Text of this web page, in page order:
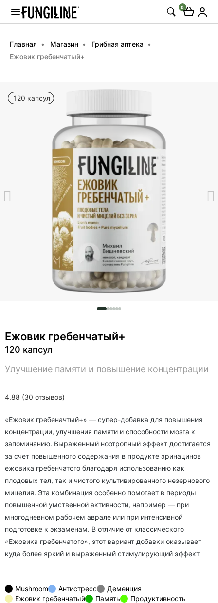
0
Главная Магазин
Грибная аптека
Ежовик гребенчатый+
120 капсул
4.88 (30 отзывов)
Ежовик гребенчатый+
120 капсул
Улучшение памяти и повышение концентрации
«Ежовик гребеначтый+» — супер-добавка для повышения
концентрации, улучшения памяти и способности мозга к
запоминанию. Выраженный ноотропный эффект достигается
за счет повышенного содержания в продукте эринацинов
ежовика гребенчатого благодаря использованию как
плодовых тел, так и чистого культивированного незернового
мицелия. Эта комбинация особенно помогает в периоды
повышенной умственной активности, например — при
многодневном рабочем аврале или при интенсивной
подготовке к экзаменам. В отличие от классического
«Ежовика гребенчатого», этот вариант добавки оказывает
куда более яркий и выраженный стимулирующий эффект.
Mushroom Антистресс
Деменция
Ежовик гребенчатый
Память
Продуктивность